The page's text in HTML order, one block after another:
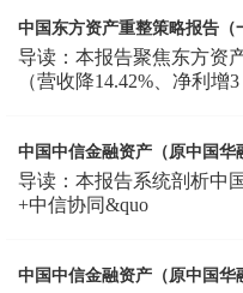
中国东方资产重整策略报告（
导读：本报告聚焦东方资
（营收降14.42%、净利增3
中国中信金融资产（原中国华
导读：本报告系统剖析中
+中信协同&quo
中国中信金融资产（原中国华